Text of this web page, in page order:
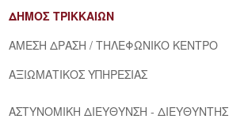
ΔΗΜΟΣ ΤΡΙΚΚΑΙΩΝ
ΑΜΕΣΗ ΔΡΑΣΗ / ΤΗΛΕΦΩΝΙΚΟ ΚΕΝΤΡΟ
ΑΞΙΩΜΑΤΙΚΟΣ ΥΠΗΡΕΣΙΑΣ
ΑΣΤΥΝΟΜΙΚΗ ΔΙΕΥΘΥΝΣΗ - ΔΙΕΥΘΥΝΤΗΣ